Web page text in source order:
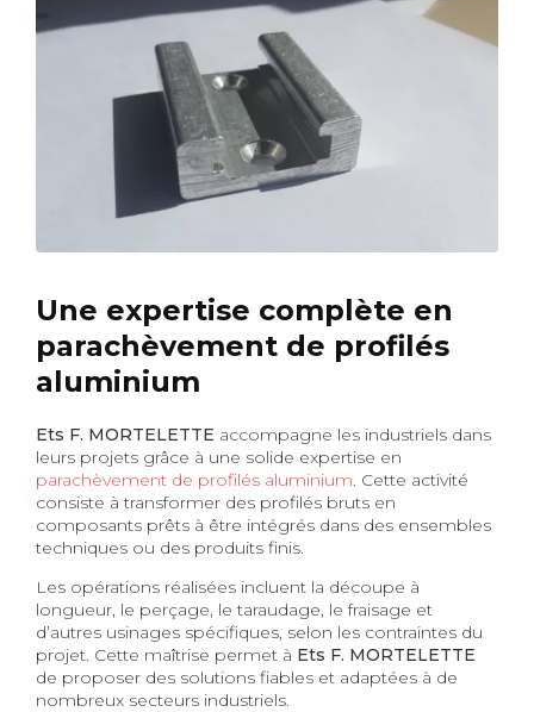
Une expertise complète en
parachèvement de profilés
aluminium
Ets F. MORTELETTE accompagne les industriels dans
leurs projets grâce à une solide expertise en
parachèvement de profilés aluminium. Cette activité
consiste à transformer des profilés bruts en
composants prêts à être intégrés dans des ensembles
techniques ou des produits finis.
Les opérations réalisées incluent la découpe à
longueur, le perçage, le taraudage, le fraisage et
d’autres usinages spécifiques, selon les contraintes du
projet. Cette maîtrise permet à Ets F. MORTELETTE
de proposer des solutions fiables et adaptées à de
nombreux secteurs industriels.